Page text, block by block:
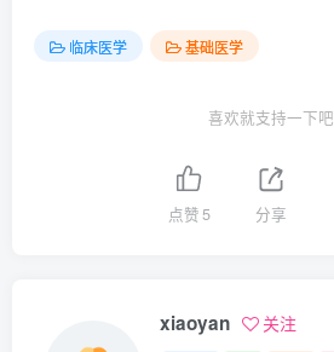
临床医学 基础医学
喜欢就支持一下吧
点赞 5 分享
xiaoyan 关注